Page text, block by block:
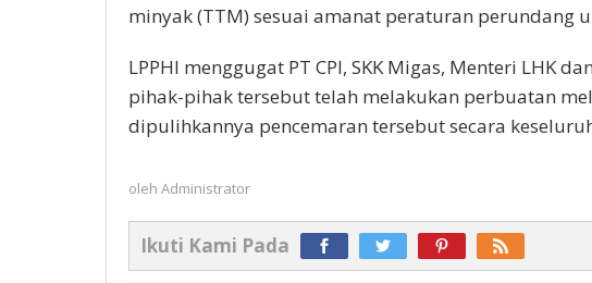
minyak (TTM) sesuai amanat peraturan perundang
LPPHI menggugat PT CPI, SKK Migas, Menteri LHK
pihak-pihak tersebut telah melakukan perbuatan
dipulihkannya pencemaran tersebut secara
oleh Administrator
Ikuti Kami Pada